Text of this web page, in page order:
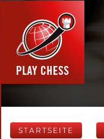
STARTSEITE